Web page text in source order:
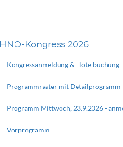
HNO-Kongress 2026
Kongressanmeldung & Hotelbuchung
Programmraster mit Detailprogramm
Programm Mittwoch, 23.9.2026 -
Vorprogramm